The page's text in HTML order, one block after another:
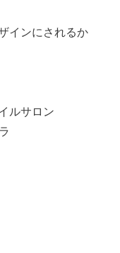
インにされるか
ルサロン